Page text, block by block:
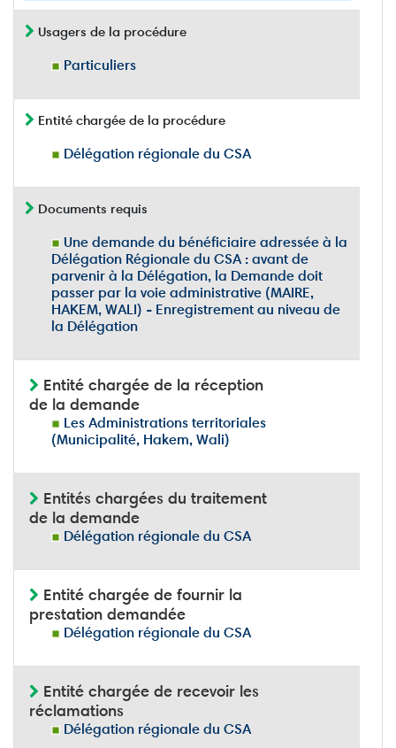
Usagers de la procédure
Particuliers
Entité chargée de la procédure
Délégation régionale du CSA
Documents requis
Une demande du bénéficiaire adressée à la
Délégation Régionale du CSA : avant de
parvenir à la Délégation, la Demande doit
passer par la voie administrative (MAIRE,
HAKEM, WALI) - Enregistrement au niveau de
la Délégation
Entité chargée de la réception
de la demande
Les Administrations territoriales
(Municipalité, Hakem, Wali)
Entités chargées du traitement
de la demande
Délégation régionale du CSA
Entité chargée de fournir la
prestation demandée
Délégation régionale du CSA
Entité chargée de recevoir les
réclamations
Délégation régionale du CSA